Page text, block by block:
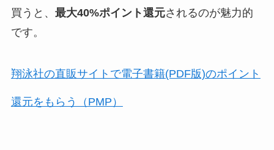
買うと、 最大40%ポイント還元されるのが魅力的
です。
翔泳社の直販サイトで電子書籍(PDF版)のポイント
還元をもらう（PMP）